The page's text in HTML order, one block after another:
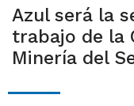
Azul será la
trabajo de la
Minería del